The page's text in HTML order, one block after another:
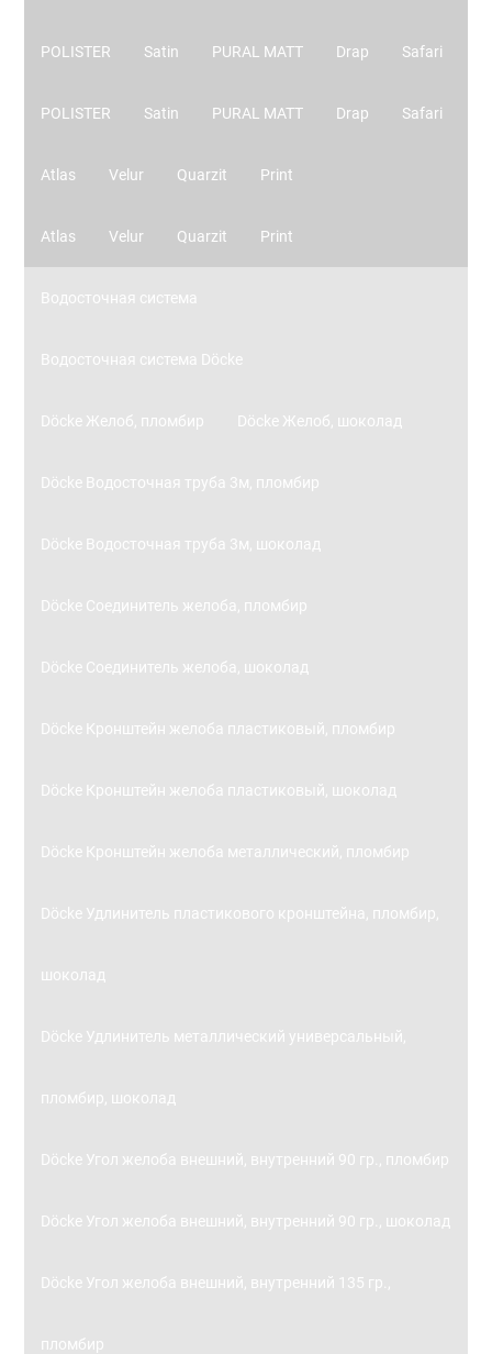
POLISTER
POLISTER
Satin
Satin
PURAL MATT
PURAL MATT
Drap
Drap
Safari
Safari
Atlas
Atlas
Velur
Velur
Quarzit
Quarzit
Print
Print
Водосточная система
Водосточная система Döcke
Döcke Желоб, пломбир Döcke Желоб, шоколад
Döcke Водосточная труба 3м, пломбир
Döcke Водосточная труба 3м, шоколад
Döcke Соединитель желоба, пломбир
Döcke Соединитель желоба, шоколад
Döcke Кронштейн желоба пластиковый, пломбир
Döcke Кронштейн желоба пластиковый, шоколад
Döcke Кронштейн желоба металлический, пломбир
Döcke Удлинитель пластикового кронштейна, пломбир,
шоколад
Döcke Удлинитель металлический универсальный,
пломбир, шоколад
Döcke Угол желоба внешний, внутренний 90 гр., пломбир
Döcke Угол желоба внешний, внутренний 90 гр., шоколад
Döcke Угол желоба внешний, внутренний 135 гр.,
пломбир